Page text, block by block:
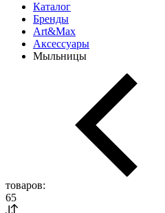
Каталог
Бренды
Art&Max
Аксессуары
Мыльницы
товаров:
65